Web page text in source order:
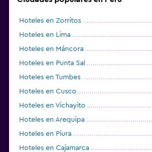
Hoteles en Zorritos
Hoteles en Lima
Hoteles en Máncora
Hoteles en Punta Sal
Hoteles en Tumbes
Hoteles en Cusco
Hoteles en Vichayito
Hoteles en Arequipa
Hoteles en Piura
Hoteles en Cajamarca